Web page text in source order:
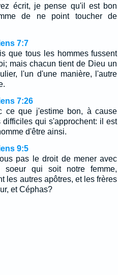
écrit, je pense qu'il est bon
de ne point toucher de
7:7
que tous les hommes fussent
mais chacun tient de Dieu un
l'un d'une manière, l'autre
7:26
ce que j'estime bon, à cause
difficiles qui s'approchent: il est
d'être ainsi.
9:5
pas le droit de mener avec
soeur qui soit notre femme,
les autres apôtres, et les frères
et Céphas?